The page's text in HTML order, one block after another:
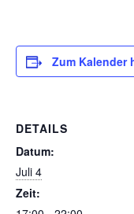
Zum Kalender
DETAILS
Datum:
Juli 4
Zeit: